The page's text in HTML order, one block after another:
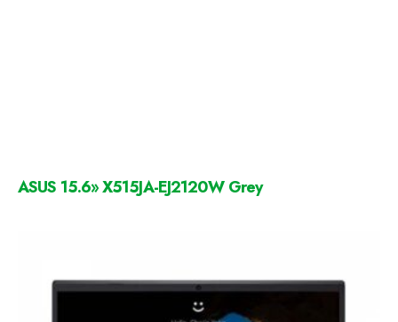
ASUS 15.6» X515JA-EJ2120W Grey